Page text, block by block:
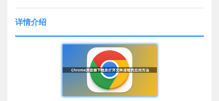
详情介绍